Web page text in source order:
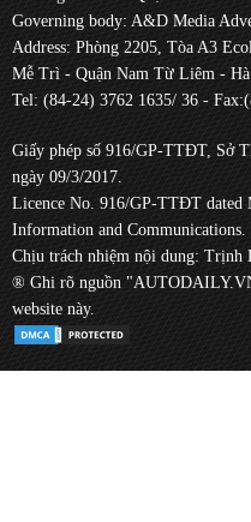
Governing body: A&D Media
Address: Phòng 2205, Tòa A3
Mễ Trì - Quận Nam Từ Liêm -
Tel: (84-24) 3762 1635/ 36 -
Giấy phép số 916/GP-TTĐT, Sở
ngày 09/3/2017.
Licence No. 916/GP-TTĐT dated
Information and Communications.
Chịu trách nhiệm nội dung: Trịnh
® Ghi rõ nguồn
website này.